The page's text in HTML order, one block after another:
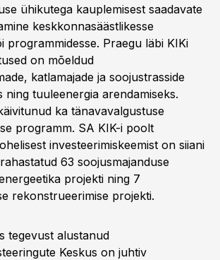
ühikutega kauplemisest saadavate
keskkonnasäästlikesse
programmidesse. Praegu läbi KIKi
on mõeldud
katlamajade ja soojustrasside
ning tuuleenergia arendamiseks.
ka tänavavalgustuse
programm. SA KIK-i poolt
investeerimiskeemist on siiani
63 soojusmajanduse
projekti ning 7
rekonstrueerimise projekti.
tegevust alustanud
Keskus on juhtiv